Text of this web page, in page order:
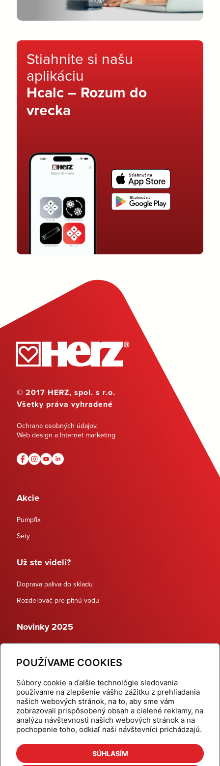
POUŽÍVAME COOKIES
Súbory cookie a ďalšie technológie sledovania
používame na zlepšenie vášho zážitku z prehliadania
našich webových stránok, na to, aby sme vám
zobrazovali prispôsobený obsah a cielené reklamy, na
analýzu návštevnosti našich webových stránok a na
pochopenie toho, odkiaľ naši návštevníci prichádzajú.
SÚHLASÍM
Stiahnite si našu
aplikáciu
Hcalc – Rozum do
vrecka
© 2017 HERZ, spol. s r.o.
Všetky práva vyhradené
Ochrana osobných údajov,
Web design a Internet marketing
Akcie
Pumpfix
Sety
Už ste videli?
Doprava paliva do skladu
Rozdeľovač pre pitnú vodu
Novinky 2025
Dynamické termostatické ventily
Domov
Produkty
Aktuality
Odber šikovné tipy
Kalkulačky
Cenníky
Na stiahnutie
Referencie